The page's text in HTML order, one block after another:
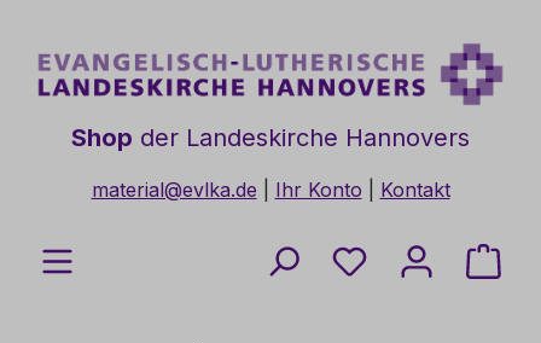
Shop der Landeskirche Hannovers
material@evlka.de Ihr Konto Kontakt
Du hast 0